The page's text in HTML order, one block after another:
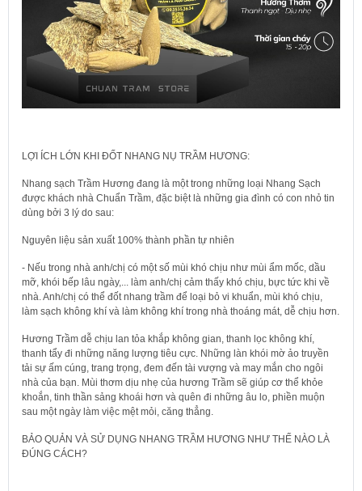
LỢI ÍCH LỚN KHI ĐỐT NHANG NỤ TRẦM HƯƠNG:
Nhang sạch Trầm Hương đang là một trong những loại Nhang Sạch
được khách nhà Chuẩn Trầm, đặc biệt là những gia đình có con nhỏ tin
dùng bởi 3 lý do sau:
Nguyên liệu sản xuất 100% thành phần tự nhiên
- Nếu trong nhà anh/chị có một số mùi khó chịu như mùi ẩm mốc, dầu
mỡ, khói bếp lâu ngày,... làm anh/chị cảm thấy khó chịu, bực tức khi về
nhà. Anh/chị có thể đốt nhang trầm để loại bỏ vi khuẩn, mùi khó chịu,
làm sạch không khí và làm không khí trong nhà thoáng mát, dễ chịu hơn.
Hương Trầm dễ chịu lan tỏa khắp không gian, thanh lọc không khí,
thanh tẩy đi những năng lượng tiêu cực. Những làn khói mờ ảo truyền
tải sự ấm cúng, trang trọng, đem đến tài vượng và may mắn cho ngôi
nhà của bạn. Mùi thơm dịu nhẹ của hương Trầm sẽ giúp cơ thể khỏe
khoắn, tinh thần sảng khoái hơn và quên đi những âu lo, phiền muộn
sau một ngày làm việc mệt mỏi, căng thẳng.
BẢO QUẢN VÀ SỬ DỤNG NHANG TRẦM HƯƠNG NHƯ THẾ NÀO LÀ
ĐÚNG CÁCH?